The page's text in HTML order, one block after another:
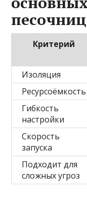
песочниц
Критерий
Изоляция
Ресурсоёмкость
Гибкость
настройки
Скорость
запуска
Подходит для
сложных угроз